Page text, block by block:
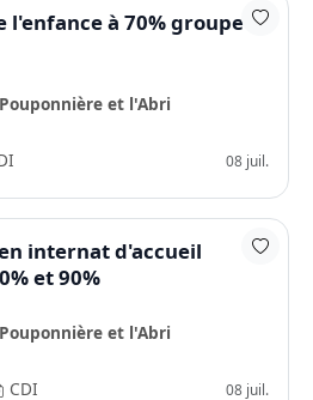
l'enfance à 70% groupe
et l'Abri
08 juil.
internat d'accueil
et 90%
et l'Abri
CDI 08 juil.